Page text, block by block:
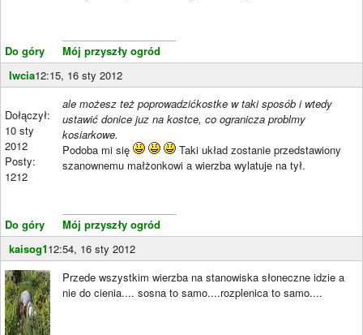
Do góry
Mój przyszły ogród
Iwcia12:15, 16 sty 2012
Dołączył:
10 sty
2012
Posty:
1212
Do góry
ale możesz też poprowadzićkostke w taki sposób i wtedy
ustawić donice juz na kostce, co ogranicza problmy
kosiarkowe.
Podoba mi się
Taki układ zostanie przedstawiony
szanownemu małżonkowi a wierzba wylatuje na tył.
Mój przyszły ogród
kaisog112:54, 16 sty 2012
Przede wszystkim wierzba na stanowiska słoneczne idzie a
nie do cienia.... sosna to samo....rozplenica to samo....